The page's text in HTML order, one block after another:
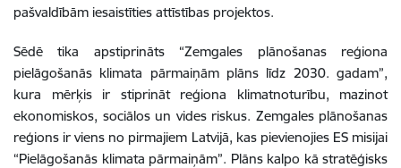
pašvaldībām iesaistīties attīstības projektos.
Sēdē tika apstiprināts “Zemgales plānošanas reģiona
pielāgošanās klimata pārmaiņām plāns līdz 2030. gadam”,
kura mērķis ir stiprināt reģiona klimatnoturību, mazinot
ekonomiskos, sociālos un vides riskus. Zemgales plānošanas
reģions ir viens no pirmajiem Latvijā, kas pievienojies ES misijai
“Pielāgošanās klimata pārmaiņām”. Plāns kalpo kā stratēģisks